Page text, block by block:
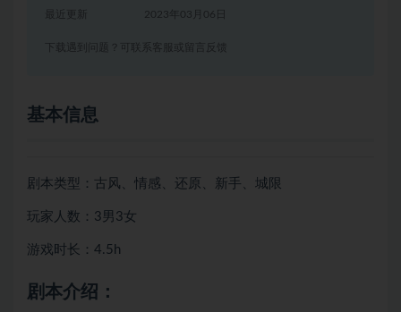
2023年03月06日
下载遇到问题？可联系客服或留言反馈
基本信息
剧本类型：古风、情感、还原、新手、城限
玩家人数：3男3女
游戏时长：4.5h
剧本介绍：